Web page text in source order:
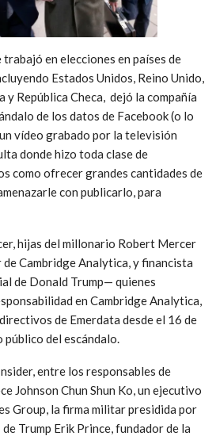
en elecciones en países de
Estados Unidos, Reino Unido,
y República Checa, dejó la compañía
de los datos de Facebook (o lo
vídeo grabado por la televisión
donde hizo toda clase de
como ofrecer grandes cantidades de
con publicarlo, para
hijas del millonario Robert Mercer
Cambridge Analytica, y financista
de Donald Trump— quienes
en Cambridge Analytica,
de Emerdata desde el 16 de
del escándalo.
entre los responsables de
Johnson Chun Shun Ko, un ejecutivo
Group, la firma militar presidida por
Trump Erik Prince, fundador de la